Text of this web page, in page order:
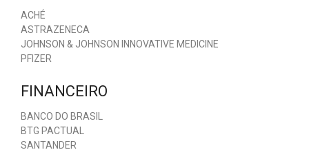
ACHÉ
ASTRAZENECA
JOHNSON & JOHNSON INNOVATIVE MEDICINE
PFIZER
FINANCEIRO
BANCO DO BRASIL
BTG PACTUAL
SANTANDER